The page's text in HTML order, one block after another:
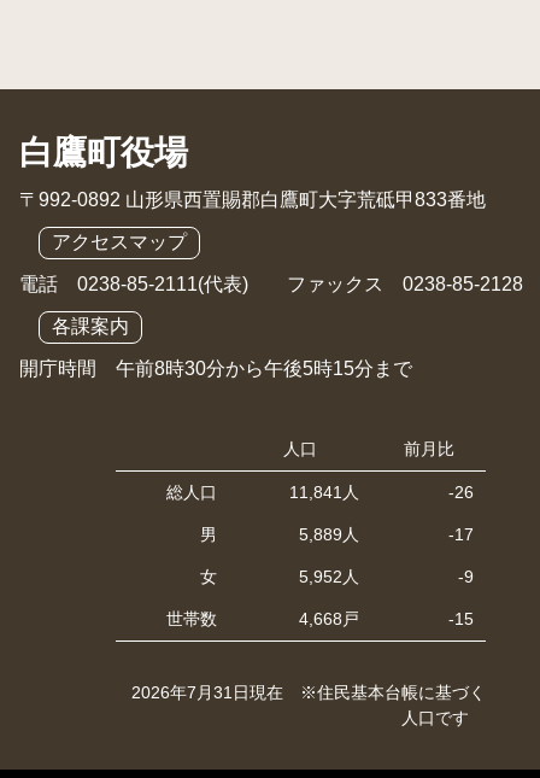
白鷹町役場
〒992-0892 山形県西置賜郡白鷹町大字荒砥甲833番地
アクセスマップ
電話 0238-85-2111(代表) ファックス 0238-85-2128
各課案内
開庁時間 午前8時30分から午後5時15分まで
人口 前月比
総人口 11,841人 -26
男 5,889人 -17
女 5,952人 -9
世帯数 4,668戸 -15
2026年7月31日現在 ※住民基本台帳に基づく
人口です